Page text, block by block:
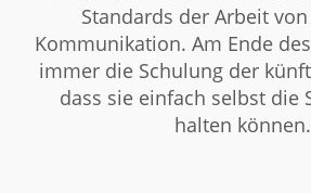
Standards der Arbeit
Kommunikation. Am Ende
immer die Schulung der
dass sie einfach selbst die
halten können.